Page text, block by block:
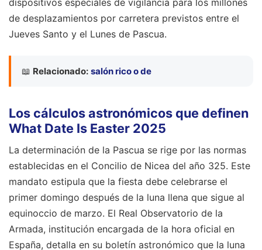
dispositivos especiales de vigilancia para los millones
de desplazamientos por carretera previstos entre el
Jueves Santo y el Lunes de Pascua.
📖 Relacionado: salón rico o de
Los cálculos astronómicos que definen
What Date Is Easter 2025
La determinación de la Pascua se rige por las normas
establecidas en el Concilio de Nicea del año 325. Este
mandato estipula que la fiesta debe celebrarse el
primer domingo después de la luna llena que sigue al
equinoccio de marzo. El Real Observatorio de la
Armada, institución encargada de la hora oficial en
España, detalla en su boletín astronómico que la luna